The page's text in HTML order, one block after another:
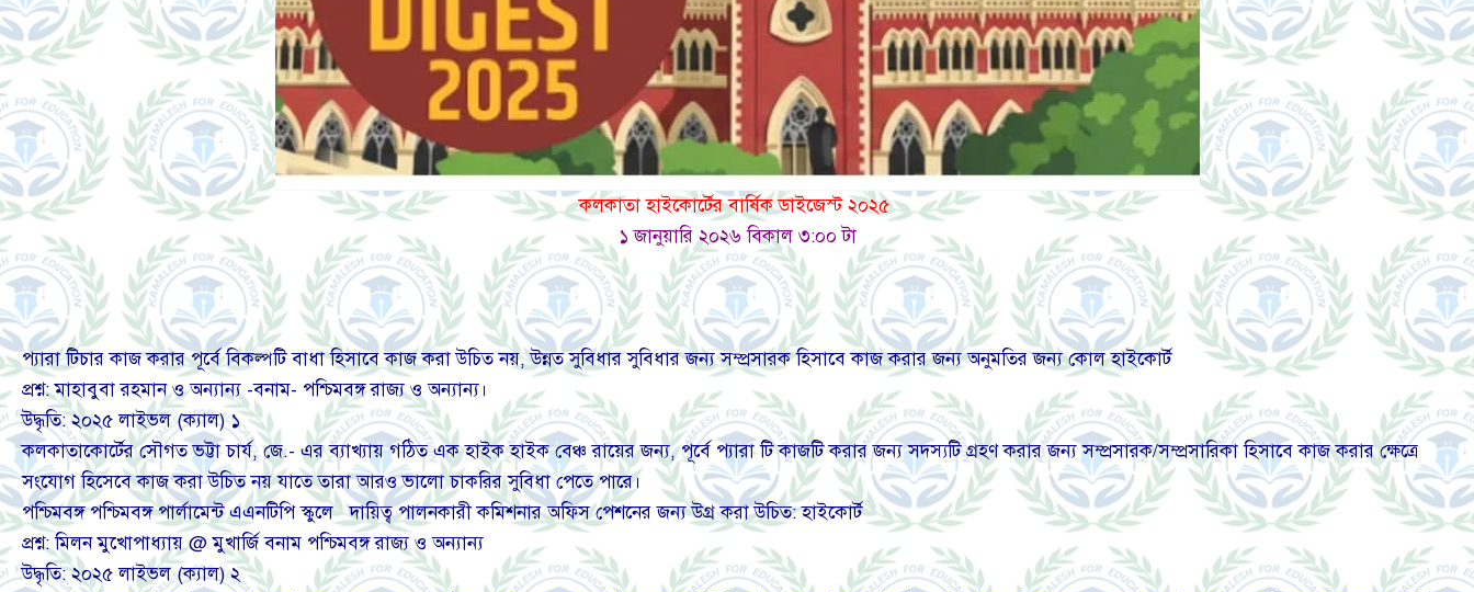
কলকাতা হাইকোর্টের বার্ষিক ডাইজেস্ট ২০২৫
১ জানুয়ারি ২০২৬ বিকাল ৩:০০ টা
প্যারা টিচার কাজ করার পূর্বে বিকল্পটি বাধা হিসাবে কাজ করা উচিত নয়, উন্নত সুবিধার সুবিধার জন্য সম্প্রসারক হিসাবে কাজ করার জন্য অনুমতির জন্য কোল হাইকোর্ট
প্রশ্ন: মাহাবুবা রহমান ও অন্যান্য -বনাম- পশ্চিমবঙ্গ রাজ্য ও অন্যান্য।
উদ্ধৃতি: ২০২৫ লাইভল (ক্যাল) ১
কলকাতাকোর্টের সৌগত ভট্টা চার্য, জে.- এর ব্যাখ্যায় গঠিত এক হাইক হাইক বেঞ্চ রায়ের জন্য, পূর্বে প্যারা টি কাজটি করার জন্য সদস্যটি গ্রহণ করার জন্য সম্প্রসারক/সম্প্রসারিকা হিসাবে কাজ করার ক্ষেত্রে
সংযোগ হিসেবে কাজ করা উচিত নয় যাতে তারা আরও ভালো চাকরির সুবিধা পেতে পারে।
পশ্চিমবঙ্গ পশ্চিমবঙ্গ পার্লামেন্ট এএনটিপি স্কুলেদায়িত্ব পালনকারী কমিশনার অফিস পেশনের জন্য উগ্র করা উচিত: হাইকোর্ট
প্রশ্ন: মিলন মুখোপাধ্যায় @ মুখার্জি বনাম পশ্চিমবঙ্গ রাজ্য ও অন্যান্য
উদ্ধৃতি: ২০২৫ লাইভল (ক্যাল) ২